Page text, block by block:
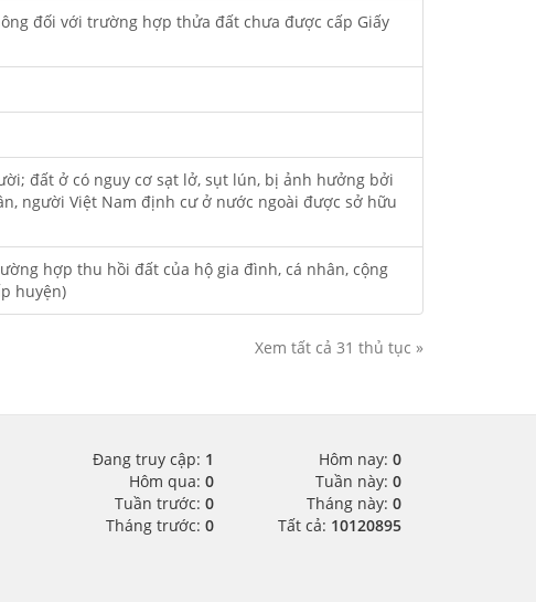
đối với trường hợp thửa đất chưa được cấp Giấy
đất ở có nguy cơ sạt lở, sụt lún, bị ảnh hưởng bởi
người Việt Nam định cư ở nước ngoài được sở hữu
hợp thu hồi đất của hộ gia đình, cá nhân, cộng
huyện)
Xem tất cả 31 thủ tục »
Đang truy cập: 1 Hôm nay: 0
Hôm qua: 0 Tuần này: 0
Tuần trước: 0 Tháng này: 0
Tháng trước: 0 Tất cả: 10120895